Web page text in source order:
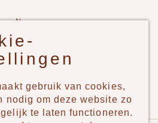
New
Jongens
Meisjes
Merken
gebruik van cookies,
nodig om deze website zo
te laten functioneren.